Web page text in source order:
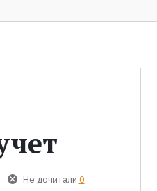
Не дочитали 0